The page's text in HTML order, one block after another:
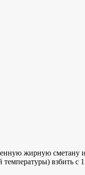
жирную сметану
температуры) взбить с 1